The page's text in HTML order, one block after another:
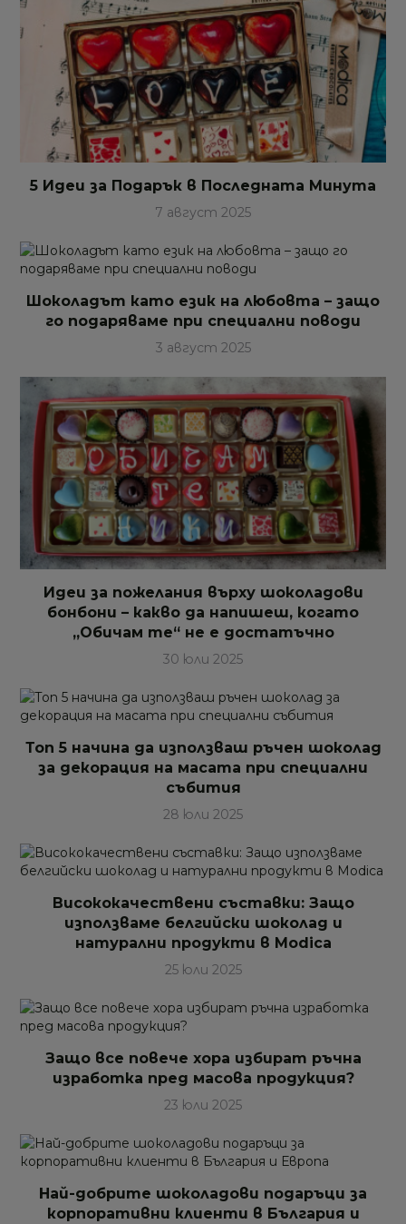
5 Идеи за Подарък в Последната Минута
7 август 2025
Шоколадът като език на любовта – защо
го подаряваме при специални поводи
3 август 2025
Идеи за пожелания върху шоколадови
бонбони – какво да напишеш, когато
„Обичам те“ не е достатъчно
30 юли 2025
Топ 5 начина да използваш ръчен шоколад
за декорация на масата при специални
събития
28 юли 2025
Висококачествени съставки: Защо
използваме белгийски шоколад и
натурални продукти в Modica
25 юли 2025
Защо все повече хора избират ръчна
изработка пред масова продукция?
23 юли 2025
Най-добрите шоколадови подаръци за
корпоративни клиенти в България и